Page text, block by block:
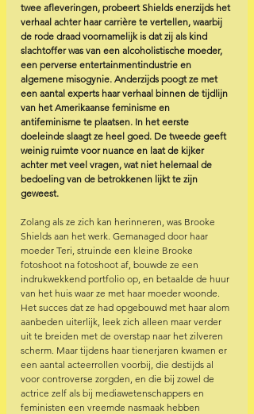
twee afleveringen, probeert Shields enerzijds het
verhaal achter haar carrière te vertellen, waarbij
de rode draad voornamelijk is dat zij als kind
slachtoffer was van een alcoholistische moeder,
een perverse entertainmentindustrie en
algemene misogynie. Anderzijds poogt ze met
een aantal experts haar verhaal binnen de tijdlijn
van het Amerikaanse feminisme en
antifeminisme te plaatsen. In het eerste
doeleinde slaagt ze heel goed. De tweede geeft
weinig ruimte voor nuance en laat de kijker
achter met veel vragen, wat niet helemaal de
bedoeling van de betrokkenen lijkt te zijn
geweest.
Zolang als ze zich kan herinneren, was Brooke
Shields aan het werk. Gemanaged door haar
moeder Teri, struinde een kleine Brooke
fotoshoot na fotoshoot af, bouwde ze een
indrukwekkend portfolio op, en betaalde de huur
van het huis waar ze met haar moeder woonde.
Het succes dat ze had opgebouwd met haar alom
aanbeden uiterlijk, leek zich alleen maar verder
uit te breiden met de overstap naar het zilveren
scherm. Maar tijdens haar tienerjaren kwamen er
een aantal acteerrollen voorbij, die destijds al
voor controverse zorgden, en die bij zowel de
actrice zelf als bij mediawetenschappers en
feministen een vreemde nasmaak hebben